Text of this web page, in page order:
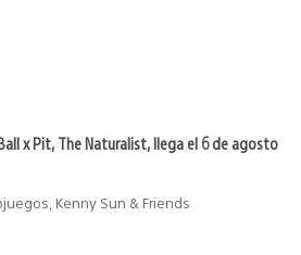
x Pit, The Naturalist, llega el 6 de agosto
Kenny Sun & Friends